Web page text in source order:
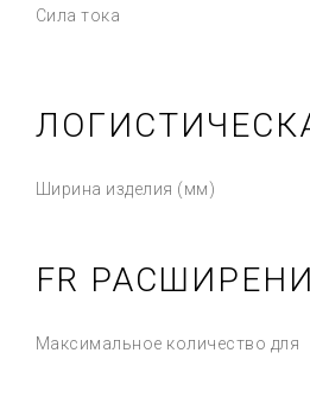
Сила тока
Ширина изделия (мм)
FR
Максимальное количество для